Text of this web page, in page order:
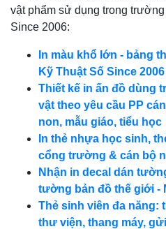
vật phẩm sử dụng trong
Since 2006:
In màu khổ lớn - bảng
Kỹ Thuật Số Since
Thiết kế in ấn đồ dùng
vật theo yêu cầu PP
non, mẫu giáo, tiểu học
In thẻ nhựa học sinh,
cổng trường & cán bộ
Nhận in decal dán
tường bản đồ thế giới -
Thẻ sinh viên đa năng:
thư viện, thang máy,